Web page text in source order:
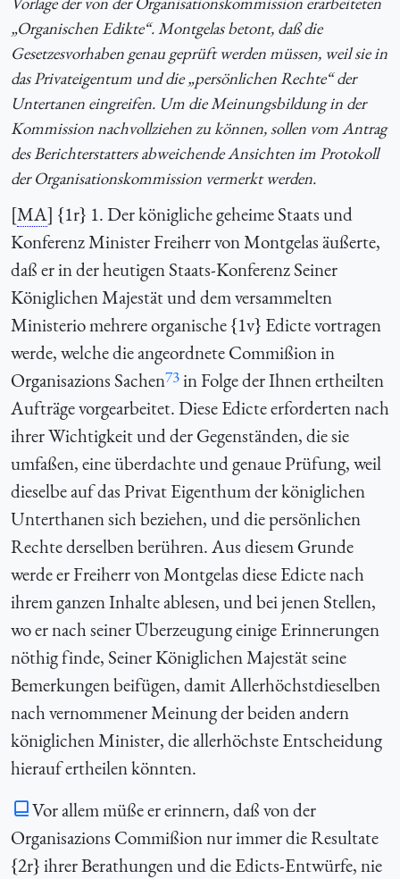
„Organischen Edikte“. Montgelas betont, daß die
Gesetzesvorhaben genau geprüft werden müssen, weil sie in
das Privateigentum und die „persönlichen Rechte“ der
Untertanen eingreifen. Um die Meinungsbildung in der
Kommission nachvollziehen zu können, sollen vom Antrag
des Berichterstatters abweichende Ansichten im Protokoll
der Organisationskommission vermerkt werden.
[MA] {1r} 1. Der königliche geheime Staats und
Konferenz Minister Freiherr von Montgelas äußerte,
daß er in der heutigen Staats-Konferenz Seiner
Königlichen Majestät und dem versammelten
Ministerio mehrere organische {1v} Edicte vortragen
werde, welche die angeordnete Commißion in
Organisazions Sachen73in Folge der Ihnen ertheilten
Aufträge vorgearbeitet. Diese Edicte erforderten nach
ihrer Wichtigkeit und der Gegenständen, die sie
umfaßen, eine überdachte und genaue Prüfung, weil
dieselbe auf das Privat Eigenthum der königlichen
Unterthanen sich beziehen, und die persönlichen
Rechte derselben berühren. Aus diesem Grunde
werde er Freiherr von Montgelas diese Edicte nach
ihrem ganzen Inhalte ablesen, und bei jenen Stellen,
wo er nach seiner Überzeugung einige Erinnerungen
nöthig finde, Seiner Königlichen Majestät seine
Bemerkungen beifügen, damit Allerhöchstdieselben
nach vernommener Meinung der beiden andern
königlichen Minister, die allerhöchste Entscheidung
hierauf ertheilen könnten.
Vor allem müße er erinnern, daß von der
Organisazions Commißion nur immer die Resultate
{2r} ihrer Berathungen und die Edicts-Entwürfe, nie